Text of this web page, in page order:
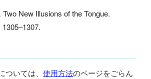
New Illusions of the Tongue.
いては、 使用方法のページをごらん